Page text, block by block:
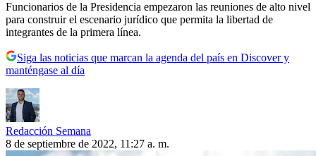
Funcionarios de la Presidencia empezaron las reuniones de alto nivel
para construir el escenario jurídico que permita la libertad de
integrantes de la primera línea.
Siga las noticias que marcan la agenda del país en Discover y
manténgase al día
Redacción Semana
8 de septiembre de 2022, 11:27 a. m.